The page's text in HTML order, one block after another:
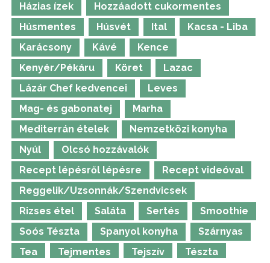
Házias ízek
Hozzáadott cukormentes
Húsmentes
Húsvét Ital
Kacsa - Liba
Karácsony
Kávé
Kence
Kenyér/Pékáru
Köret
Lazac
Lázár Chef kedvencei
Leves
Mag- és gabonatej
Marha
Mediterrán ételek
Nemzetközi konyha
Nyúl
Olcsó hozzávalók
Recept lépésről lépésre
Recept videóval
Reggelik/Uzsonnák/Szendvicsek
Rizses étel
Saláta Sertés
Smoothie
Soós Tészta
Spanyol konyha
Szárnyas
Tea
Tejmentes Tejszív Tészta